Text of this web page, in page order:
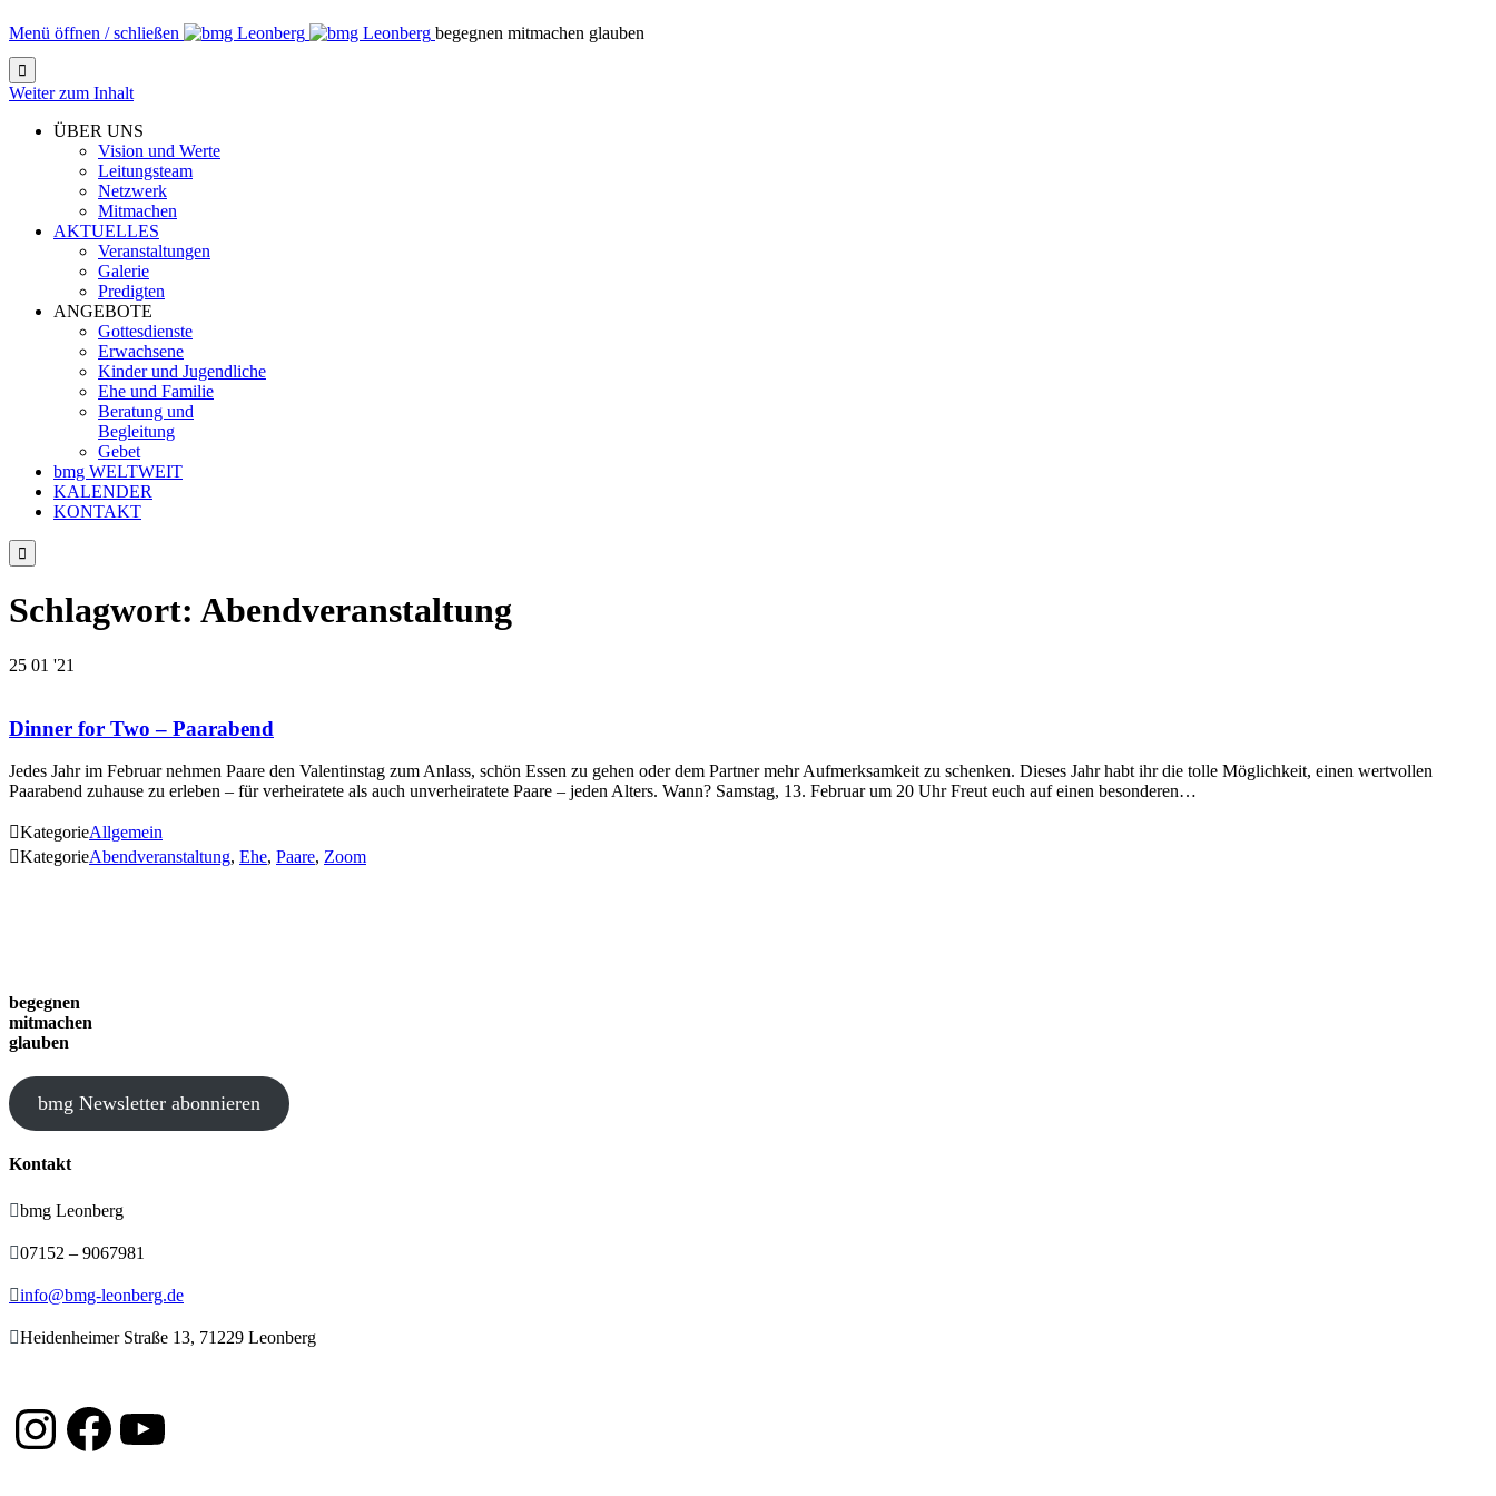
Menü öffnen / schließen begegnen mitmachen glauben

Weiter zum Inhalt
ÜBER UNS
Vision und Werte
Leitungsteam
Netzwerk
Mitmachen
AKTUELLES
Veranstaltungen
Galerie
Predigten
ANGEBOTE
Gottesdienste
Erwachsene
Kinder und Jugendliche
Ehe und Familie
Beratung und
Begleitung
Gebet
bmg WELTWEIT
KALENDER
KONTAKT

Schlagwort: Abendveranstaltung
25 01 '21
Dinner for Two – Paarabend
Jedes Jahr im Februar nehmen Paare den Valentinstag zum Anlass, schön Essen zu gehen oder dem Partner mehr Aufmerksamkeit zu schenken. Dieses Jahr habt ihr die tolle Möglichkeit, einen wertvollen
Paarabend zuhause zu erleben – für verheiratete als auch unverheiratete Paare – jeden Alters. Wann? Samstag, 13. Februar um 20 Uhr Freut euch auf einen besonderen…
KategorieAllgemein
KategorieAbendveranstaltung, Ehe, Paare, Zoom
begegnen
mitmachen
glauben
bmg Newsletter abonnieren
Kontakt
bmg Leonberg
07152 – 9067981
info@bmg-leonberg.de
Heidenheimer Straße 13, 71229 Leonberg
Instagram
Facebook
YouTube